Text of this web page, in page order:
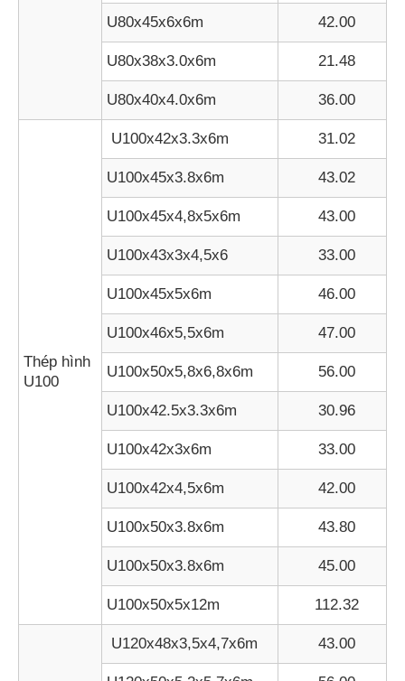
U80x45x6x6m 42.00
U80x38x3.0x6m 21.48
U80x40x4.0x6m 36.00
Thép hình
U100
U100x42x3.3x6m 31.02
U100x45x3.8x6m 43.02
U100x45x4,8x5x6m 43.00
U100x43x3x4,5x6 33.00
U100x45x5x6m 46.00
U100x46x5,5x6m 47.00
U100x50x5,8x6,8x6m 56.00
U100x42.5x3.3x6m 30.96
U100x42x3x6m 33.00
U100x42x4,5x6m 42.00
U100x50x3.8x6m 43.80
U100x50x3.8x6m 45.00
U100x50x5x12m 112.32
U120x48x3,5x4,7x6m 43.00